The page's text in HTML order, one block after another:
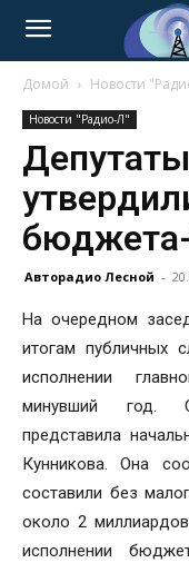
Домой Новости
Новости "Радио-Л"
Авторадио Лесной -
На очередном
итогам публичных
исполнении
минувший год.
представила
Кунникова. Она
составили без
около 2
исполнении